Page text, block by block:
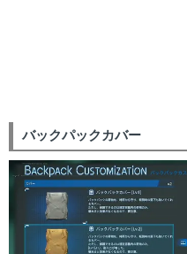
バックパックカバー